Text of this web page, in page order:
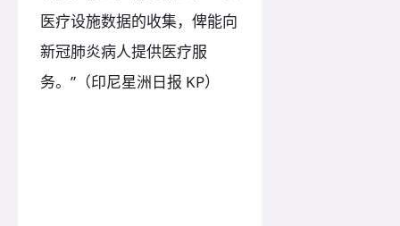
医疗设施数据的收集，俾能向
新冠肺炎病人提供医疗服
务。”（印尼星洲日报 KP）